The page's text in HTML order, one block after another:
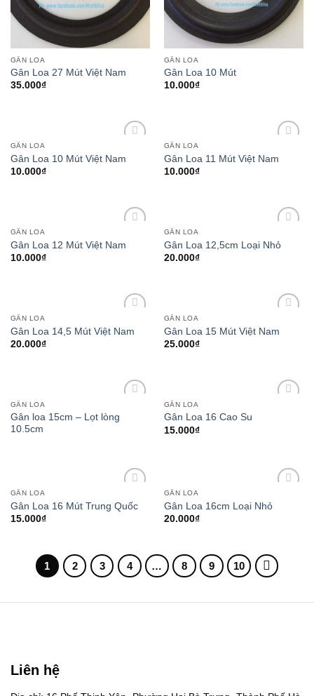
GÂN LOA
Gân Loa 27 Mút Việt Nam
35.000₫
GÂN LOA
Gân Loa 10 Mút
10.000₫
wishlist
GÂN LOA
Gân Loa 10 Mút Việt Nam
10.000₫
wishlist
GÂN LOA
Gân Loa 11 Mút Việt Nam
10.000₫
wishlist
GÂN LOA
Gân Loa 12 Mút Việt Nam
10.000₫
wishlist
GÂN LOA
Gân Loa 12,5cm Loại Nhỏ
20.000₫
wishlist
GÂN LOA
Gân Loa 14,5 Mút Việt Nam
20.000₫
wishlist
GÂN LOA
Gân Loa 15 Mút Việt Nam
25.000₫
wishlist
GÂN LOA
Gân loa 15cm – Lọt lòng
10.5cm
GÂN LOA
Gân Loa 16 Cao Su
15.000₫
wishlist
GÂN LOA
Gân Loa 16 Mút Trung Quốc
15.000₫
wishlist
GÂN LOA
Gân Loa 16cm Loại Nhỏ
20.000₫
1 2 3 4 … 8 9 10
Liên hệ